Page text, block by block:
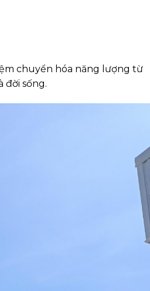
chuyển hóa năng lượng từ
đời sống.